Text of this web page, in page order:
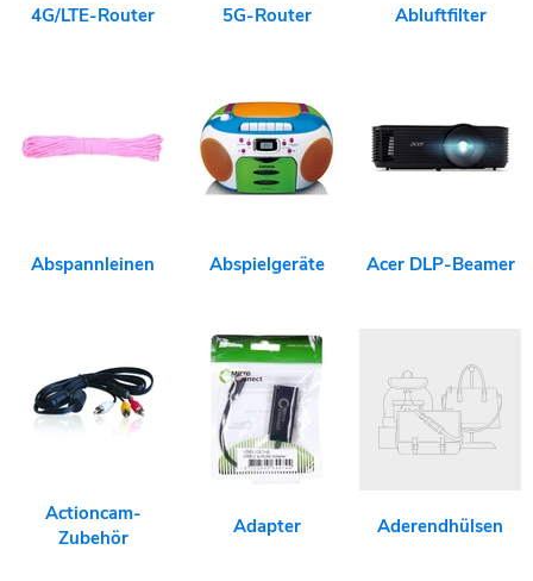
4G/LTE-Router 5G-Router Abluftfilter
Abspannleinen Abspielgeräte Acer DLP-Beamer
Actioncam-
Zubehör
Adapter Aderendhülsen